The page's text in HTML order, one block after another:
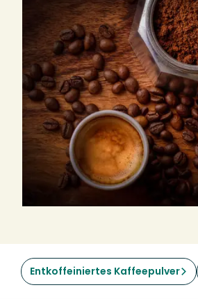
Press) oder anderen Geräten sind,
Kaffee ist immer eine notwendige
erklären wir Ihnen auch, warum
für den perfekten Kaffeegenuss
Finden Sie hier Ihre nächste
aus Italien, Deutschland oder
Entkoffeiniertes Kaffeepulver